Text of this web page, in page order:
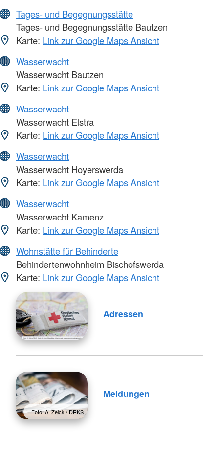
Tages- und Begegnungsstätte
Tages- und Begegnungsstätte Bautzen
Karte: Link zur Google Maps Ansicht
Wasserwacht
Wasserwacht Bautzen
Karte: Link zur Google Maps Ansicht
Wasserwacht
Wasserwacht Elstra
Karte: Link zur Google Maps Ansicht
Wasserwacht
Wasserwacht Hoyerswerda
Karte: Link zur Google Maps Ansicht
Wasserwacht
Wasserwacht Kamenz
Karte: Link zur Google Maps Ansicht
Wohnstätte für Behinderte
Behindertenwohnheim Bischofswerda
Karte: Link zur Google Maps Ansicht
Adressen
Foto: A. Zelck / DRKS
Meldungen